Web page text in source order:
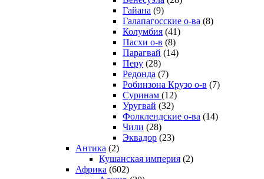
Гайана (9)
Галапагосские о-ва (8)
Колумбия (41)
Пасхи о-в (8)
Парагвай (14)
Перу (28)
Редонда (7)
Робинзона Крузо о-в (7)
Суринам (12)
Уругвай (32)
Фолклендские о-ва (14)
Чили (28)
Эквадор (23)
Антика (2)
Кушанская империя (2)
Африка (602)